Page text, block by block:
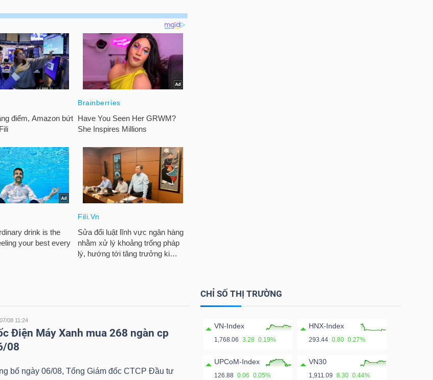
07/08 11:24
Điện Máy Xanh mua 268 ngàn cp
08
bố ngày 06/08, Tổng Giám đốc CTCP Đầu tư
CHỈ SỐ THỊ TRƯỜNG
VN-Index
1,768.06 3.28 0.19%
HNX-Index
293.44 0.80 0.27%
UPCoM-Index
126.88 0.06 0.05%
VN30
1,911.09 8.30 0.44%